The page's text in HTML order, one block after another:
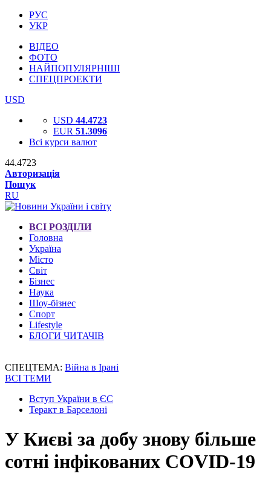
РУС
УКР
ВІДЕО
ФОТО
НАЙПОПУЛЯРНІШІ
СПЕЦПРОЕКТИ
USD
USD 44.4723
EUR 51.3096
Всі курси валют
44.4723
Авторизація
Пошук
RU
ВСІ РОЗДІЛИ
Головна
Україна
Місто
Світ
Бізнес
Наука
Шоу-бізнес
Спорт
Lifestyle
БЛОГИ ЧИТАЧІВ
СПЕЦТЕМА: Війна в Ірані
ВСІ ТЕМИ
Вступ України в ЄС
Теракт в Барселоні
У Києві за добу знову більше
сотні інфікованих COVID-19